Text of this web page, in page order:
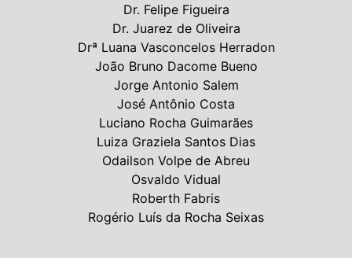
Dr. Felipe Figueira
Dr. Juarez de Oliveira
Drª Luana Vasconcelos Herradon
João Bruno Dacome Bueno
Jorge Antonio Salem
José Antônio Costa
Luciano Rocha Guimarães
Luiza Graziela Santos Dias
Odailson Volpe de Abreu
Osvaldo Vidual
Roberth Fabris
Rogério Luís da Rocha Seixas